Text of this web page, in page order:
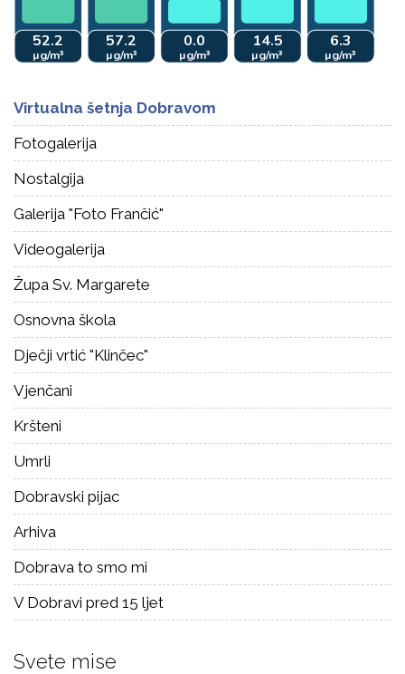
Virtualna šetnja Dobravom
Fotogalerija
Nostalgija
Galerija "Foto Frančić"
Videogalerija
Župa Sv. Margarete
Osnovna škola
Dječji vrtić "Klinčec"
Vjenčani
Kršteni
Umrli
Dobravski pijac
Arhiva
Dobrava to smo mi
V Dobravi pred 15 ljet
Svete mise